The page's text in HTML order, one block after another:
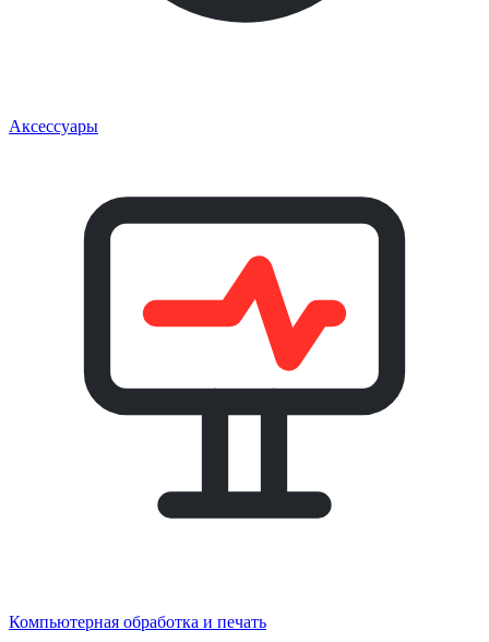
Аксессуары
Компьютерная обработка и печать